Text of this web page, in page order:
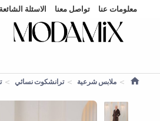
معلومات عنا تواصل معنا الاسئلة الشائعة
ملابس شرعية ترانشكوت نسائي